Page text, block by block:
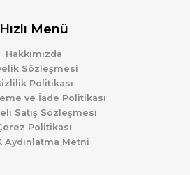
Hızlı Menü
Hakkımızda
Sözleşmesi
Politikası
ve İade Politikası
Satış Sözleşmesi
Politikası
Aydınlatma Metni